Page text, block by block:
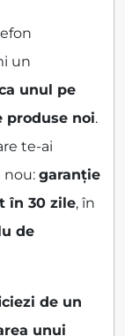
un
unul pe
produse noi.
te-ai
nou: garanție
în 30 zile, în
de
de un
unui